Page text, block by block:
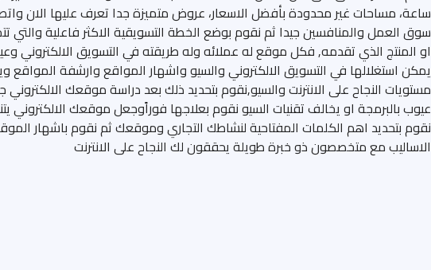
ساعة، مساحات غير محدودة بأفضل الاسعار، عروض متميزة جدا تعرف عليها الان
سوق العمل والمنافسين جيدا ثم نقوم بوضع الخطة التسويقية الاكثر فاعلية
او المنتج الذي تقدمه, فكل موقع له عملائه وله طريقته في التسويق الالكتروني
يمكن استغلالها في التسويق الالكتروني والسيو واشهار المواقع وارشفة المواقع
مستويات النجاح على الانترنت والسيو,نقوم بتحديد ذلك بعد دراسة موقعك الالكتروني
عيوب بالبرمجة او يخالف تقنيات السيو نقوم بعلاجها فوراًوجعل موقعك الالكتروني
نقوم بتحديد اهم الكلمات المفتاحية لنشاطك التجاري وموقعك ثم نقوم باشهار
الاساليب مع متخصصون ذو خبرة طويلة يحققون لك النجاح على الانترنت